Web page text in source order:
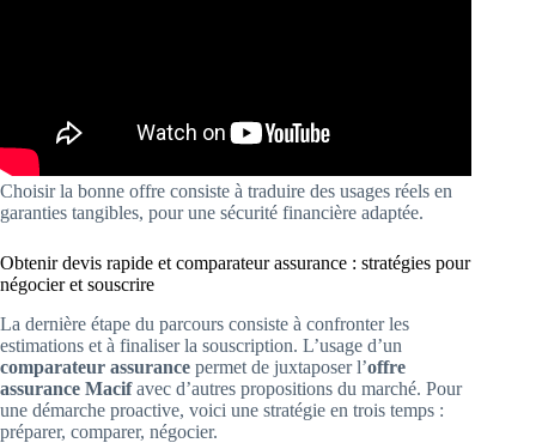
Choisir la bonne offre consiste à traduire des usages réels en
garanties tangibles, pour une sécurité financière adaptée.
Obtenir devis rapide et comparateur assurance : stratégies pour
négocier et souscrire
La dernière étape du parcours consiste à confronter les
estimations et à finaliser la souscription. L’usage d’un
comparateur assurance permet de juxtaposer l’offre
assurance Macifavec d’autres propositions du marché. Pour
une démarche proactive, voici une stratégie en trois temps :
préparer, comparer, négocier.